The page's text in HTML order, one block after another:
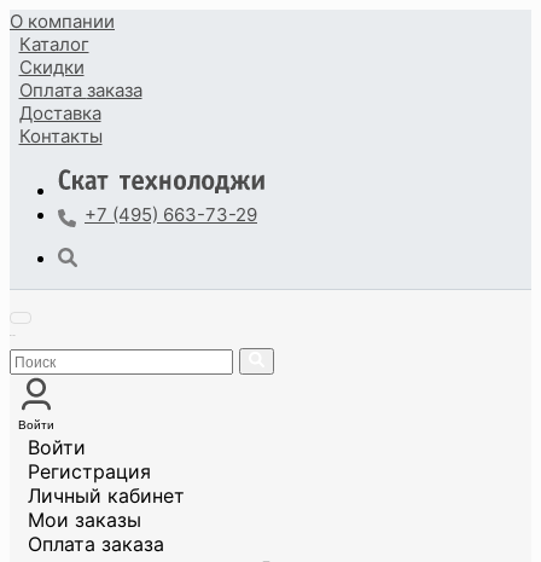
О компании
Каталог
Скидки
Оплата заказа
Доставка
Контакты
+7 (495) 663-73-29
Войти
Войти
Регистрация
Личный кабинет
Мои заказы
Оплата заказа